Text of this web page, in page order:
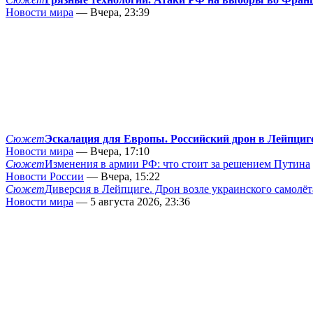
Новости мира — Вчера, 23:39
СюжетЭскалация для Европы. Российский дрон в
Новости мира — Вчера, 17:10
СюжетИзменения в армии РФ: что стоит за решением Путина
Новости России — Вчера, 15:22
СюжетДиверсия в Лейпциге. Дрон возле украинского
Новости мира — 5 августа 2026, 23:36